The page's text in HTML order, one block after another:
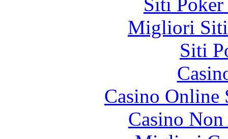
Migliori Siti
Siti
Casino
Casino